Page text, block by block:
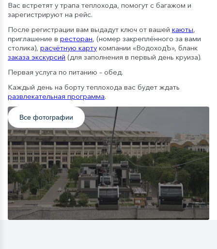
Вас встретят у трапа теплохода, помогут с багажом и
зарегистрируют на рейс.
После регистрации вам выдадут ключ от вашей каюты,
приглашение в ресторан, (номер закреплённого за вами
столика), расчётную карту компании «ВодоходЪ», бланк
заказа экскурсий (для заполнения в первый день круиза).
Первая услуга по питанию – обед.
Каждый день на борту теплохода вас будет ждать
развлекательная программа.
Все фотографии